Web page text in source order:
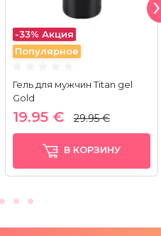
-33% Акция
Популярное
Гель для мужчин Titan gel
Gold
19.95 € 29.95 €
В КОРЗИНУ